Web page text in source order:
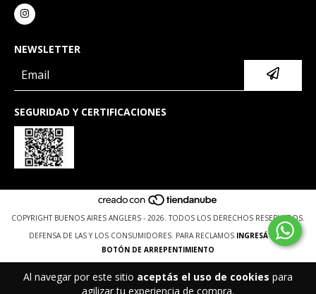
Al navegar por este sitio aceptás el uso de cookies para
agilizar tu experiencia de compra.
NEWSLETTER
SEGURIDAD Y CERTIFICACIONES
COPYRIGHT BUENOS AIRES ANGLERS - 2026. TODOS LOS DERECHOS RESERVADOS.
DEFENSA DE LAS Y LOS CONSUMIDORES. PARA RECLAMOS INGRESÁ ACÁ.
BOTÓN DE ARREPENTIMIENTO